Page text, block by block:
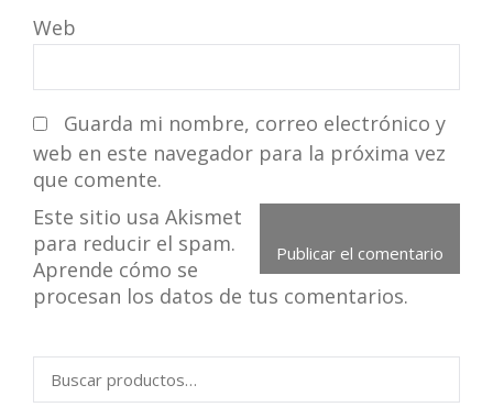
Web
Guarda mi nombre, correo electrónico y
web en este navegador para la próxima vez
que comente.
Este sitio usa Akismet
para reducir el spam.
Aprende cómo se
procesan los datos de tus comentarios.
Buscar
por: